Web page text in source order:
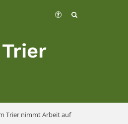
Trier nimmt Arbeit auf